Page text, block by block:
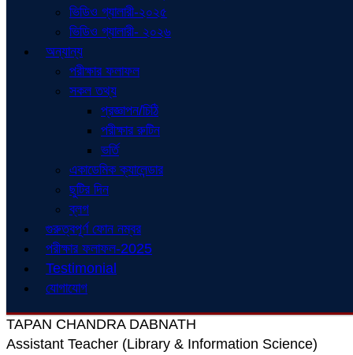
ভিডিও গ্যালারী-২০২৫
ভিডিও গ্যালারী- ২০২৬
অন্যান্য
পরীক্ষার ফলাফল
সকল তথ্য
প্রজ্ঞাপন/চিঠি
পরীক্ষার রুটিন
ভর্তি
একাডেমিক ক্যালেন্ডার
ছুটির দিন
ব্লগ
গুরুত্বপূর্ণ ফোন নম্বর
পরীক্ষার ফলাফল-2025
Testimonial
যোগাযোগ
TAPAN CHANDRA DABNATH
Assistant Teacher (Library & Information Science)